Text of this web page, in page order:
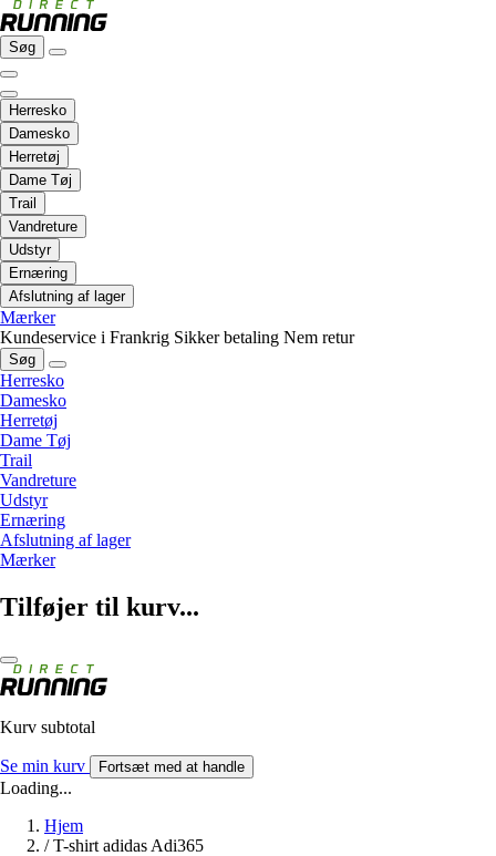
Søg
Herresko
Damesko
Herretøj
Dame Tøj
Trail
Vandreture
Udstyr
Ernæring
Afslutning af lager
Mærker
Kundeservice i Frankrig Sikker betaling Nem retur
Søg
Herresko
Damesko
Herretøj
Dame Tøj
Trail
Vandreture
Udstyr
Ernæring
Afslutning af lager
Mærker
Tilføjer til kurv...
Kurv subtotal
Se min kurv Fortsæt med at handle
Loading...
Hjem
/ T-shirt adidas Adi365